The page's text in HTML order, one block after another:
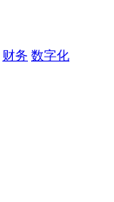
财务 数字化